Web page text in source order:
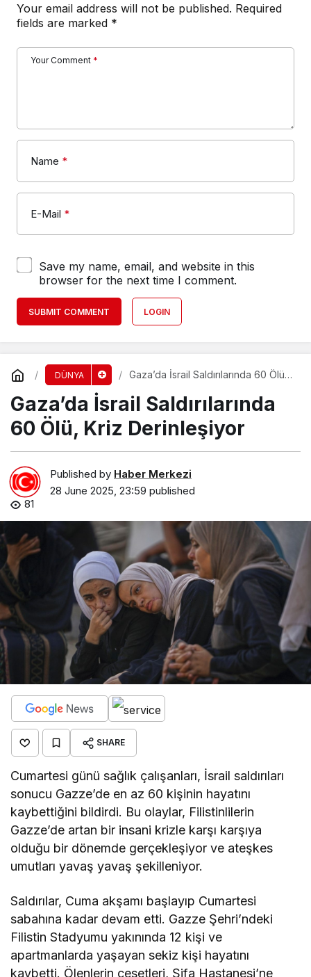
Your email address will not be published. Required
fields are marked *
Your Comment *
Name *
E-Mail *
Save my name, email, and website in this
browser for the next time I comment.
SUBMIT COMMENT LOGIN
DÜNYA
Gaza’da İsrail Saldırılarında 60 Ölü,
Gaza’da İsrail Saldırılarında
60 Ölü, Kriz Derinleşiyor
Published by Haber Merkezi
28 June 2025, 23:59 published
81
SHARE
Cumartesi günü sağlık çalışanları, İsrail saldırıları
sonucu Gazze’de en az 60 kişinin hayatını
kaybettiğini bildirdi. Bu olaylar, Filistinlilerin
Gazze’de artan bir insani krizle karşı karşıya
olduğu bir dönemde gerçekleşiyor ve ateşkes
umutları yavaş yavaş şekilleniyor.
Saldırılar, Cuma akşamı başlayıp Cumartesi
sabahına kadar devam etti. Gazze Şehri’ndeki
Filistin Stadyumu yakınında 12 kişi ve
apartmanlarda yaşayan sekiz kişi hayatını
kaybetti. Ölenlerin cesetleri, Şifa Hastanesi’ne